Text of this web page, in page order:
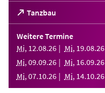
Tanzbau
(Öffnet
in
einem
neuen
Tab)
Weitere Termine
Mi, 12.08.26 Mi, 19.08.26
Mi, 09.09.26 Mi, 16.09.26
Mi, 07.10.26 Mi, 14.10.26